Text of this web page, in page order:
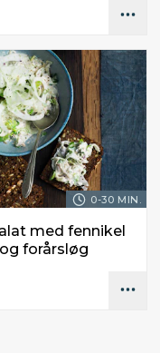
0-30 MIN.
med fennikel
og forårsløg